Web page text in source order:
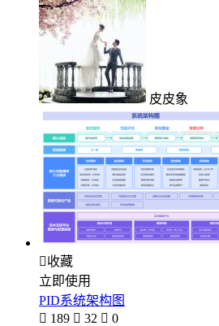
皮皮象
收藏
立即使用
PID系统架构图
 189  32  0